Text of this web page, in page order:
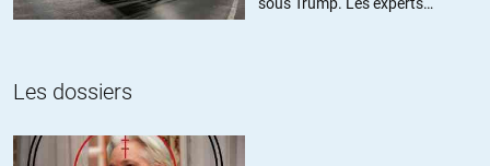
on confirmée la présence de plus de 15000 soldat russe dans le
Ukrainnienne mais aussi les coordinateur des armes sofistiqué
on du trouver dans leurs mines à charbon (ironie) et le byk russe à
aussi détruit un boiing de malasia Airlines donc les russe sont bel
Les dossiers